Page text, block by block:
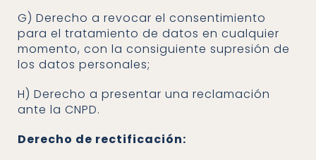
g) Derecho a revocar el consentimiento
para el tratamiento de datos en cualquier
momento, con la consiguiente supresión de
los datos personales;
h) Derecho a presentar una reclamación
ante la CNPD.
Derecho de rectificación: